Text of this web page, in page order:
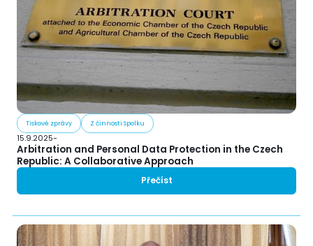
Tiskové zprávy Z činnosti Spolku
15.9.2025-
Arbitration and Personal Data Protection in the Czech
Republic: A Collaborative Approach
Přečíst